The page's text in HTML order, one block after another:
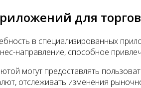
для
в специализированных
направление, способное
могут предоставлять
отслеживать изменения